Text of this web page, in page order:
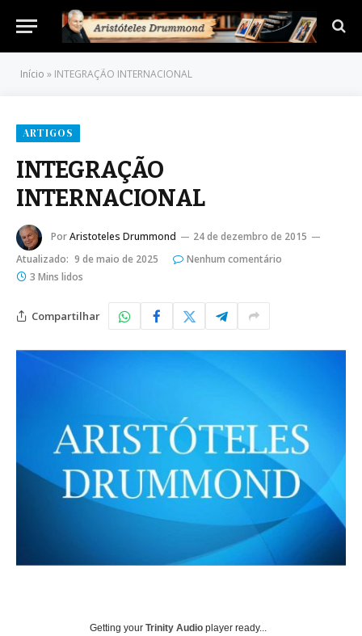
Início » INTEGRAÇÃO INTERNACIONAL
ARTIGOS
INTEGRAÇÃO
INTERNACIONAL
PorAristoteles Drummond
24 de dezembro de 2015
Atualizado: 9 de maio de 2025
Nenhum comentário
3 Mins lidos
Compartilhar
Getting your Trinity Audio player ready...